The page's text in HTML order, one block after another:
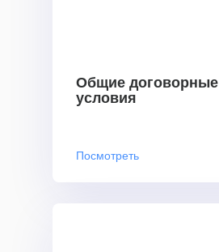
Общие договорные
условия
Посмотреть